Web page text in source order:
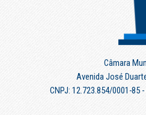
Câmara
Avenida José
CNPJ: 12.723.854/0001-85